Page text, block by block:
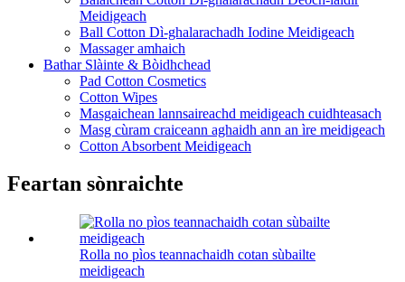
Meidigeach
Ball Cotton Dì-ghalarachadh Iodine Meidigeach
Massager amhaich
Bathar Slàinte & Bòidhchead
Pad Cotton Cosmetics
Cotton Wipes
Masgaichean lannsaireachd meidigeach cuidhteasach
Masg cùram craiceann aghaidh ann an ìre meidigeach
Cotton Absorbent Meidigeach
Feartan sònraichte
Rolla no pìos teannachaidh cotan sùbailte
meidigeach